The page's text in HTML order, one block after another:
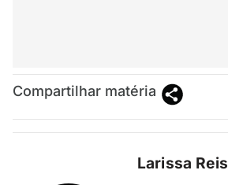
Compartilhar matéria
Larissa Reis